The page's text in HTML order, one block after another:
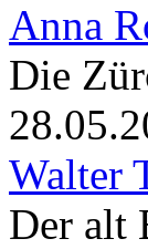
Anna
Die
Walter
Der alt